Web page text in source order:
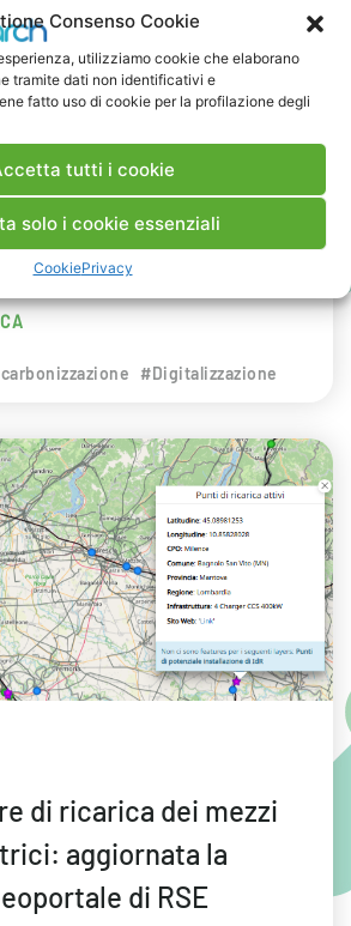
Consenso Cookie
utilizziamo cookie che elaborano
tramite dati non identificativi e
fatto uso di cookie per la profilazione degli
tutti i cookie
solo i cookie essenziali
CookiePrivacy
del Rapporto Innov-E
sul tema dell’innovazione
del convegno targato I-
#Digitalizzazione
di ricarica dei mezzi
aggiornata la
di RSE